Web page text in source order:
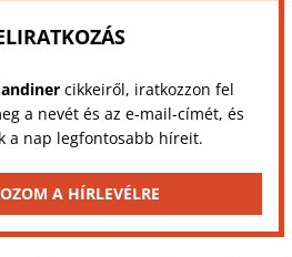
cikkeiről, iratkozzon fel
a nevét és az e-mail-címét, és
a nap legfontosabb híreit.
A HÍRLEVÉLRE